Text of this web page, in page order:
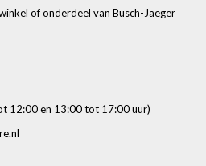
of onderdeel van Busch-Jaeger
12:00 en 13:00 tot 17:00 uur)